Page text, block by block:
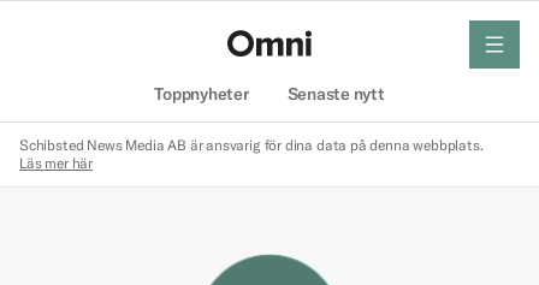
Toppnyheter Senaste nytt
meny
Schibsted News Media AB är ansvarig för dina data på denna webbplats.
Läs mer här